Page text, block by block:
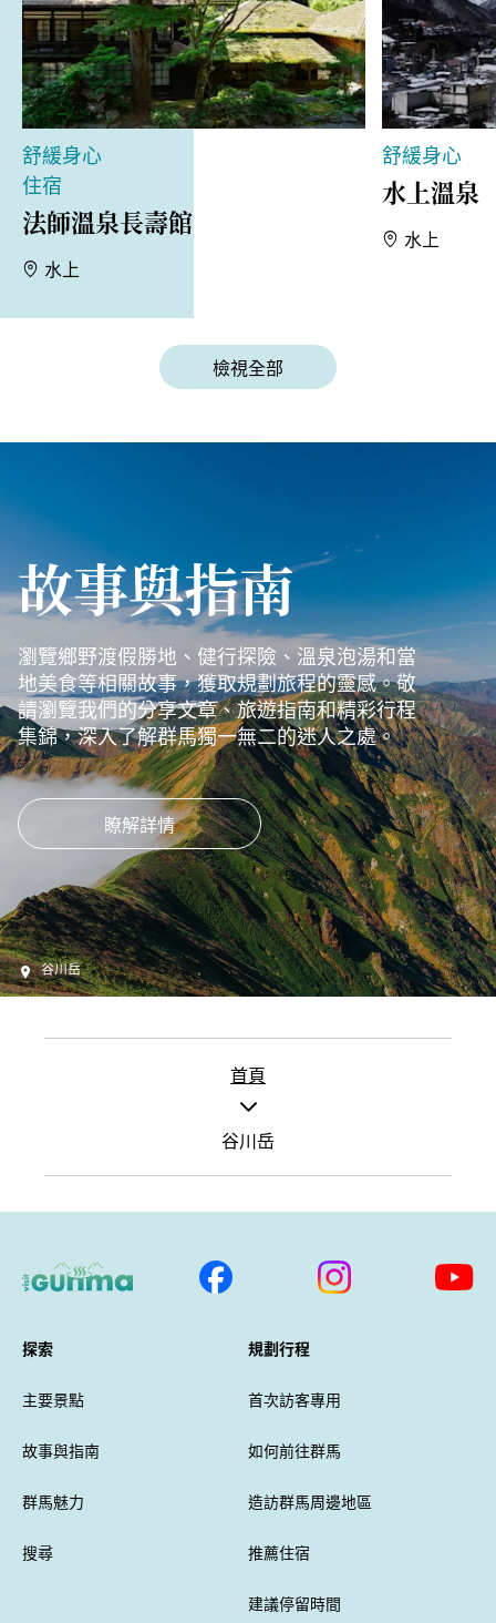
舒緩身心
住宿
法師溫泉長壽館
水上
舒緩身心
水上溫泉
水上
檢視全部
故事與指南
瀏覽鄉野渡假勝地、健行探險、溫泉泡湯和當
地美食等相關故事，獲取規劃旅程的靈感。敬
請瀏覽我們的分享文章、旅遊指南和精彩行程
集錦，深入了解群馬獨一無二的迷人之處。
瞭解詳情
谷川岳
首頁
谷川岳
探索
主要景點
故事與指南
群馬魅力
搜尋
規劃行程
首次訪客專用
如何前往群馬
造訪群馬周邊地區
推薦住宿
建議停留時間